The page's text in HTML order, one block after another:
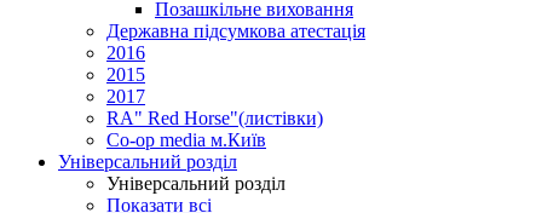
Позашкільне виховання
Державна підсумкова атестація
2016
2015
2017
RA" Red Horse"(листівки)
Co-op media м.Київ
Універсальний розділ
Універсальний розділ
Показати всі